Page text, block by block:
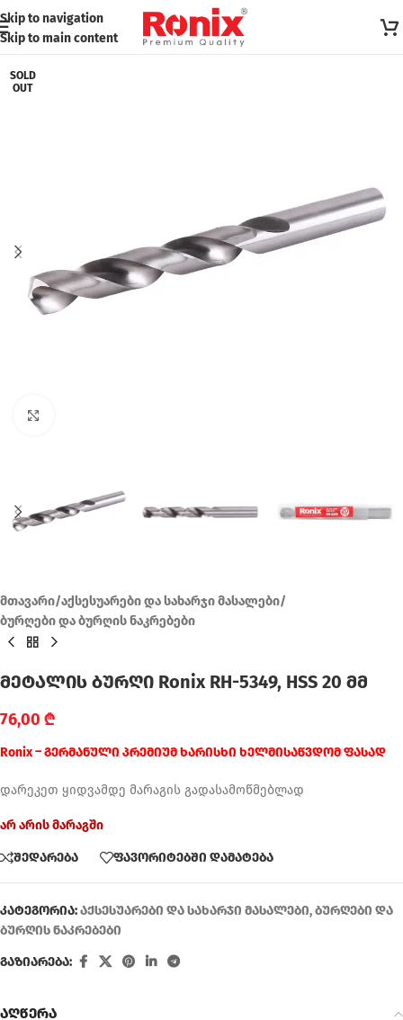
Skip to navigation
Skip to main content
SOLD
OUT
მთავარი/აქსესუარები და სახარჯი მასალები/
ბურღები და ბურღის ნაკრებები
მეტალის ბურღი Ronix RH-5349, HSS 20 მმ
76,00 ₾
Ronix – გერმანული პრემიუმ ხარისხი ხელმისაწვდომ ფასად
დარეკეთ ყიდვამდე მარაგის გადასამოწმებლად
არ არის მარაგში
შედარება ფავორიტებში დამატება
კატეგორია:აქსესუარები და სახარჯი მასალები,ბურღები და
ბურღის ნაკრებები
გაზიარება:
აღწერა